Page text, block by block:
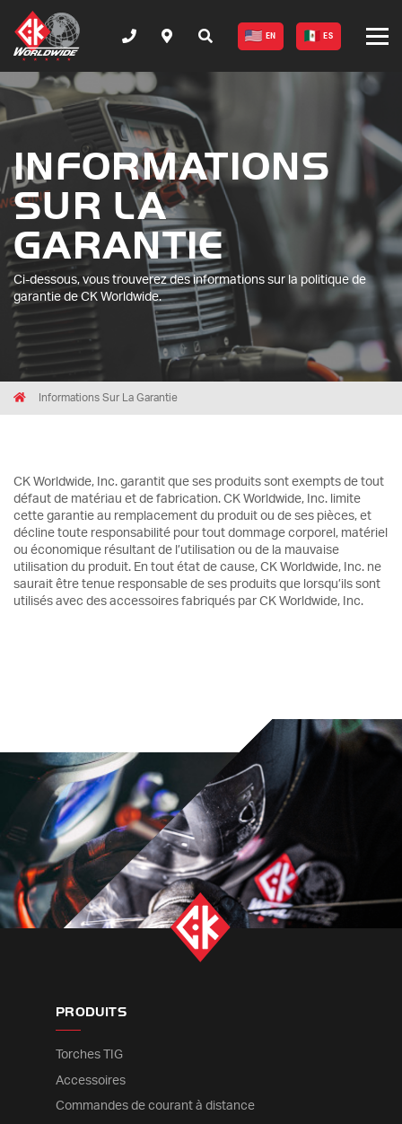
EN ES
INFORMATIONS
SUR LA
GARANTIE
Ci-dessous, vous trouverez des informations sur la politique de
garantie de CK Worldwide.
HomeInformations Sur La Garantie
CK Worldwide, Inc. garantit que ses produits sont exempts de tout
défaut de matériau et de fabrication. CK Worldwide, Inc. limite
cette garantie au remplacement du produit ou de ses pièces, et
décline toute responsabilité pour tout dommage corporel, matériel
ou économique résultant de l’utilisation ou de la mauvaise
utilisation du produit. En tout état de cause, CK Worldwide, Inc. ne
saurait être tenue responsable de ses produits que lorsqu’ils sont
utilisés avec des accessoires fabriqués par CK Worldwide, Inc.
PRODUITS
Torches TIG
Accessoires
Commandes de courant à distance